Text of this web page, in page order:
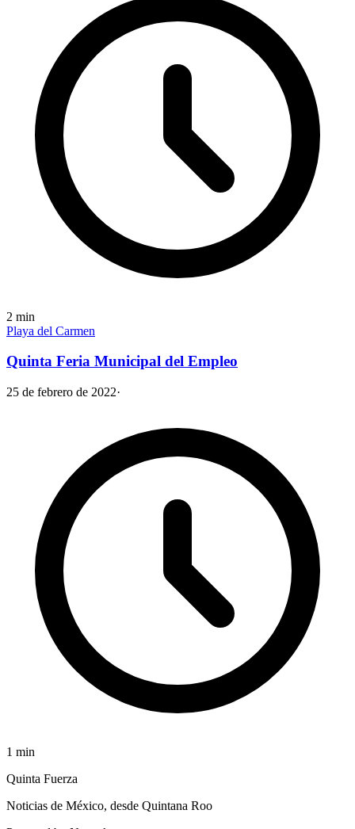
2 min
Playa del Carmen
Quinta Feria Municipal del Empleo
25 de febrero de 2022·
1 min
Quinta Fuerza
Noticias de México, desde Quintana Roo